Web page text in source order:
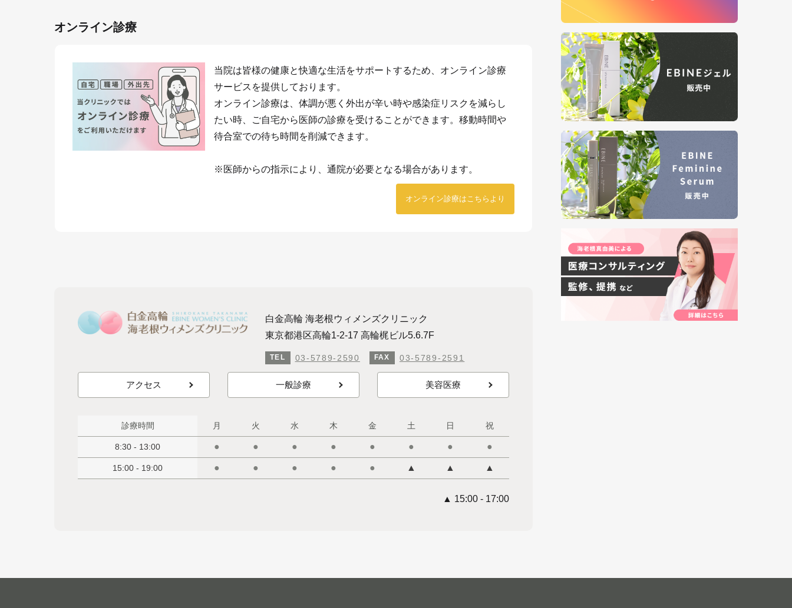
オンライン診療
当院は皆様の健康と快適な生活をサポートするため、オンライン診療
サービスを提供しております。
オンライン診療は、体調が悪く外出が辛い時や感染症リスクを減らし
たい時、ご自宅から医師の診療を受けることができます。移動時間や
待合室での待ち時間を削減できます。
※医師からの指示により、通院が必要となる場合があります。
オンライン診療はこちらより
白金高輪 海老根ウィメンズクリニック
東京都港区高輪1-2-17 高輪梶ビル5.6.7F
TEL 03-5789-2590 FAX 03-5789-2591
アクセス 一般診療 美容医療
診療時間 月 火 水 木 金 土 日 祝
8:30 - 13:00 ● ● ● ● ● ● ● ●
15:00 - 19:00 ● ● ● ● ● ▲ ▲ ▲
▲ 15:00 - 17:00